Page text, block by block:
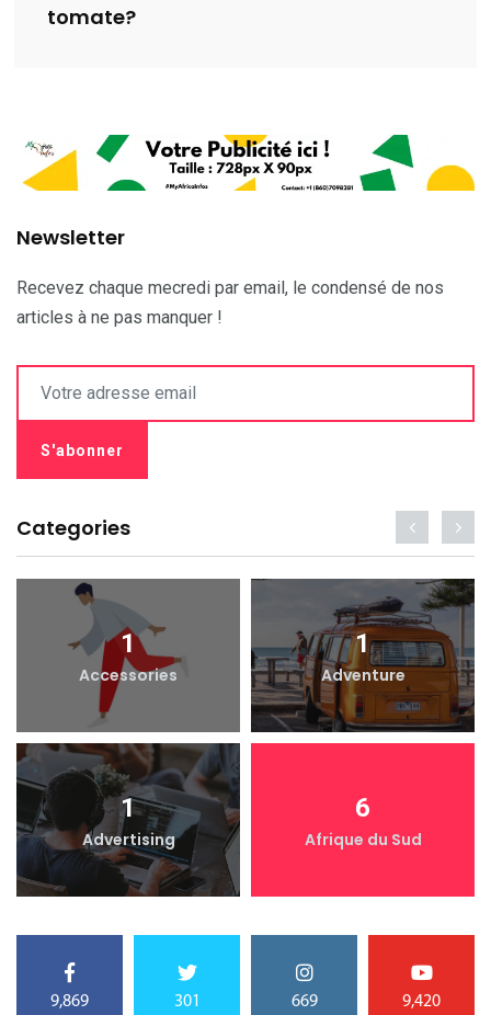
tomate?
Newsletter
Recevez chaque mecredi par email, le condensé de nos
articles à ne pas manquer !
Categories
1
Accessories
1
Adventure
1
Advertising
6
Afrique du Sud
9,869 301 669 9,420